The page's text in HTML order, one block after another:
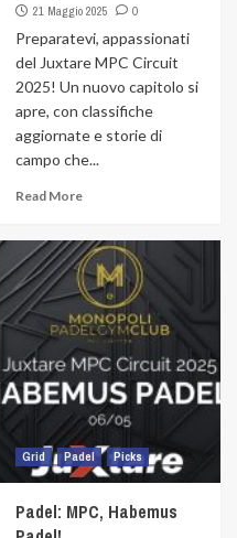
21 Maggio 2025
0
Preparatevi, appassionati
del Juxtare MPC Circuit
2025! Un nuovo capitolo si
apre, con classifiche
aggiornate e storie di
campo che...
Read More
Grid Padel Picks
Padel: MPC, Habemus